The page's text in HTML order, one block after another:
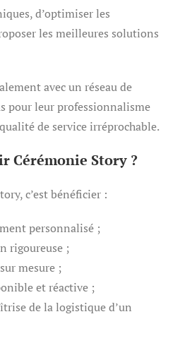
d’optimiser les
les meilleures solutions
avec un réseau de
pour leur professionnalisme
de service irréprochable.
Cérémonie Story ?
c’est bénéficier :
personnalisé ;
rigoureuse ;
mesure ;
et réactive ;
de la logistique d’un